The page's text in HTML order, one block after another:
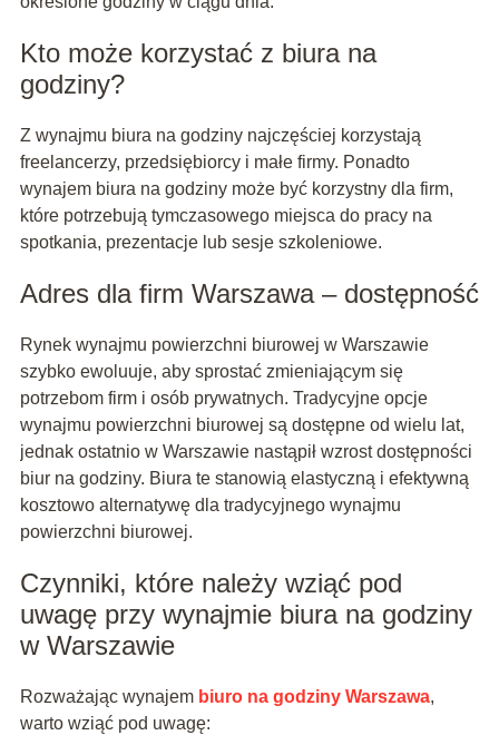
Kto może korzystać z biura na
godziny?
Z wynajmu biura na godziny najczęściej korzystają
freelancerzy, przedsiębiorcy i małe firmy. Ponadto
wynajem biura na godziny może być korzystny dla firm,
które potrzebują tymczasowego miejsca do pracy na
spotkania, prezentacje lub sesje szkoleniowe.
Adres dla firm Warszawa – dostępność
Rynek wynajmu powierzchni biurowej w Warszawie
szybko ewoluuje, aby sprostać zmieniającym się
potrzebom firm i osób prywatnych. Tradycyjne opcje
wynajmu powierzchni biurowej są dostępne od wielu lat,
jednak ostatnio w Warszawie nastąpił wzrost dostępności
biur na godziny. Biura te stanowią elastyczną i efektywną
kosztowo alternatywę dla tradycyjnego wynajmu
powierzchni biurowej.
Czynniki, które należy wziąć pod
uwagę przy wynajmie biura na godziny
w Warszawie
Rozważając wynajem biuro na godziny Warszawa,
warto wziąć pod uwagę: